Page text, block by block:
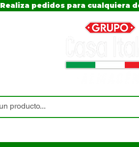
Realiza pedidos para cualquiera